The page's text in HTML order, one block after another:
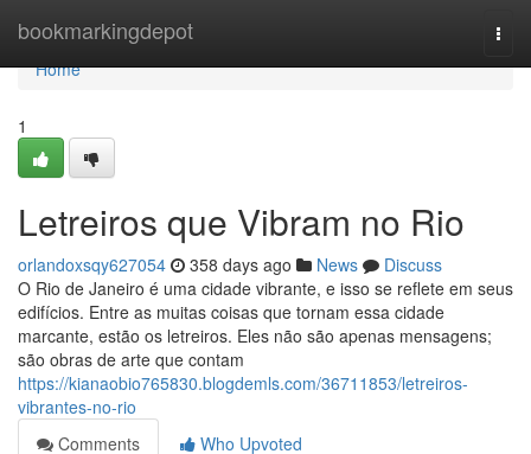
bookmarkingdepot
Home
Home
1
Letreiros que Vibram no Rio
orlandoxsqy627054 358 days ago News
Discuss
O Rio de Janeiro é uma cidade vibrante, e isso se reflete em seus
edifícios. Entre as muitas coisas que tornam essa cidade
marcante, estão os letreiros. Eles não são apenas mensagens;
são obras de arte que contam
https://kianaobio765830.blogdemls.com/36711853/letreiros-
vibrantes-no-rio
Comments
Who Upvoted